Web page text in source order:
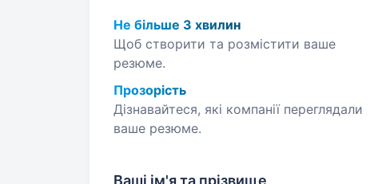
Не більше 3 хвилин
Щоб створити та розмістити ваше
резюме.
Прозорість
Дізнавайтеся, які компанії переглядали
ваше резюме.
Ваші ім'я та прізвище